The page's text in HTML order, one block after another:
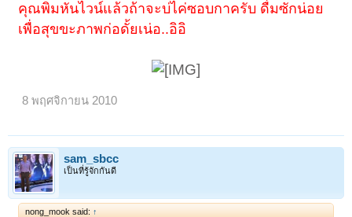
คุณพิมหันไวน์แล้วถ้าจะบ่ไค่ซอบกาครับ ดื่มซักน่อย
เพื่อสุขขะภาพก่อดั้ยเน่อ..อิอิ
8 พฤศจิกายน 2010
sam_sbcc
เป็นที่รู้จักกันดี
nong_mook said: ↑